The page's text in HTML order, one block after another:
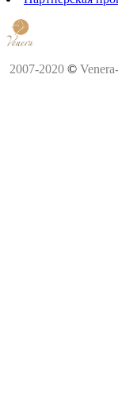
2007-2020 ©